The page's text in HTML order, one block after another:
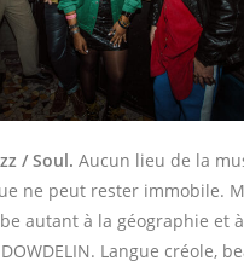
/ Soul.Aucun lieu de la
ne peut rester immobile.
autant à la géographie et
Langue créole,